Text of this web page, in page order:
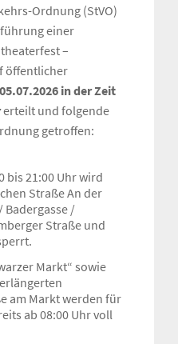
Ordnung (StVO)
einer
–
öffentlicher
05.07.2026 in der Zeit
erteilt und folgende
getroffen:
bis 21:00 Uhr wird
Straße An der
Badergasse /
Straße und
Markt“ sowie
am Markt werden für
ab 08:00 Uhr voll